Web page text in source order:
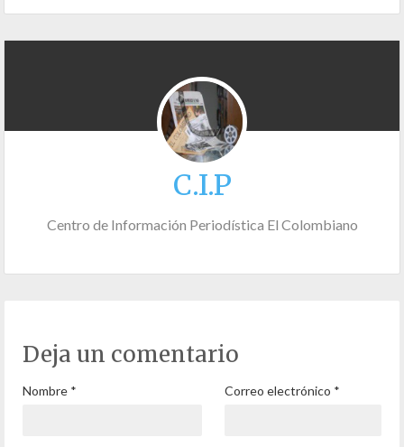
C.I.P
Centro de Información Periodística El Colombiano
Deja un comentario
Nombre * Correo electrónico *